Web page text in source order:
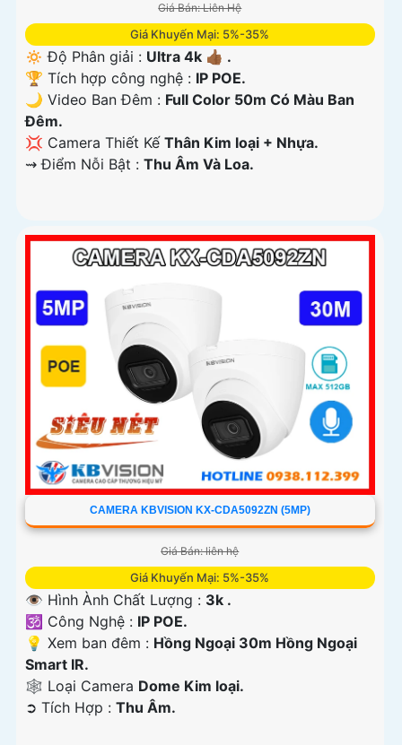
Giá Bán: Liên Hệ
Giá Khuyến Mại: 5%-35%
🔅 Độ Phân giải : Ultra 4k 👍🏾 .
🏆 Tích hợp công nghệ : IP POE.
🌙 Video Ban Đêm : Full Color 50m Có Màu Ban
Ðêm.
💢 Camera Thiết Kế Thân Kim loại + Nhựa.
️⇝ Điểm Nỗi Bật : Thu Âm Và Loa.
CAMERA KBVISION KX-CDA5092ZN (5MP)
Giá Bán: liên hệ
Giá Khuyến Mại: 5%-35%
👁 Hình Ành Chất Lượng : 3k .
🕉️ Công Nghệ : IP POE.
💡 Xem ban đêm : Hồng Ngoại 30m Hồng Ngoại
Smart IR.
🕸️ Loại Camera Dome Kim loại.
️➲ Tích Hợp : Thu Âm.